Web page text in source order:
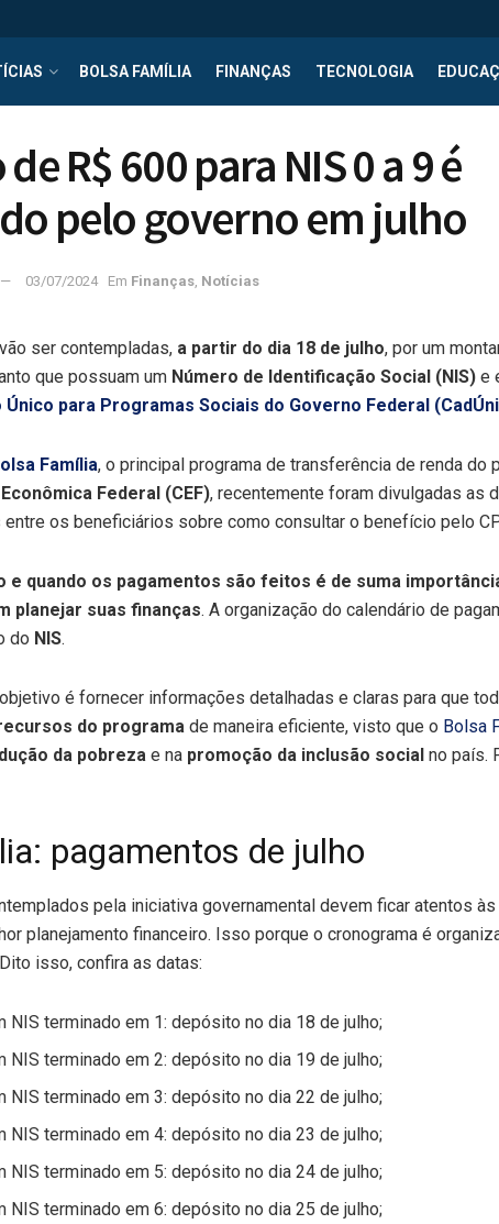
BOLSA FAMÍLIA FINANÇAS TECNOLOGIA
R$ 600 para NIS 0 a 9 é
pelo governo em julho
03/07/2024 Em Finanças Notícias
ser contempladas, a partir do dia 18 de julho, por um
que possuam um Número de Identificação Social (NIS) e
Único para Programas Sociais do Governo Federal
Família, o principal programa de transferência de renda do
Federal (CEF), recentemente foram divulgadas as
entre os beneficiários sobre como consultar o benefício pelo
e quando os pagamentos são feitos é de suma
planejar suas finanças. A organização do calendário de
do NIS.
é fornecer informações detalhadas e claras para que
do programa de maneira eficiente, visto que o Bolsa
da pobreza e na promoção da inclusão social no país.
pagamentos de julho
pela iniciativa governamental devem ficar atentos às
planejamento financeiro. Isso porque o cronograma é
isso, confira as datas:
NIS terminado em 1: depósito no dia 18 de julho;
NIS terminado em 2: depósito no dia 19 de julho;
NIS terminado em 3: depósito no dia 22 de julho;
NIS terminado em 4: depósito no dia 23 de julho;
NIS terminado em 5: depósito no dia 24 de julho;
NIS terminado em 6: depósito no dia 25 de julho;